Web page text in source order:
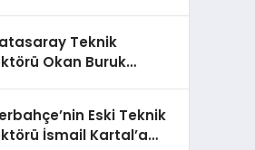
Teknik
Okan Buruk
Eski Teknik
İsmail Kartal’a